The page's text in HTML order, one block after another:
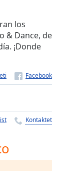
los
& Dance, de
¡Donde
Kontaktet